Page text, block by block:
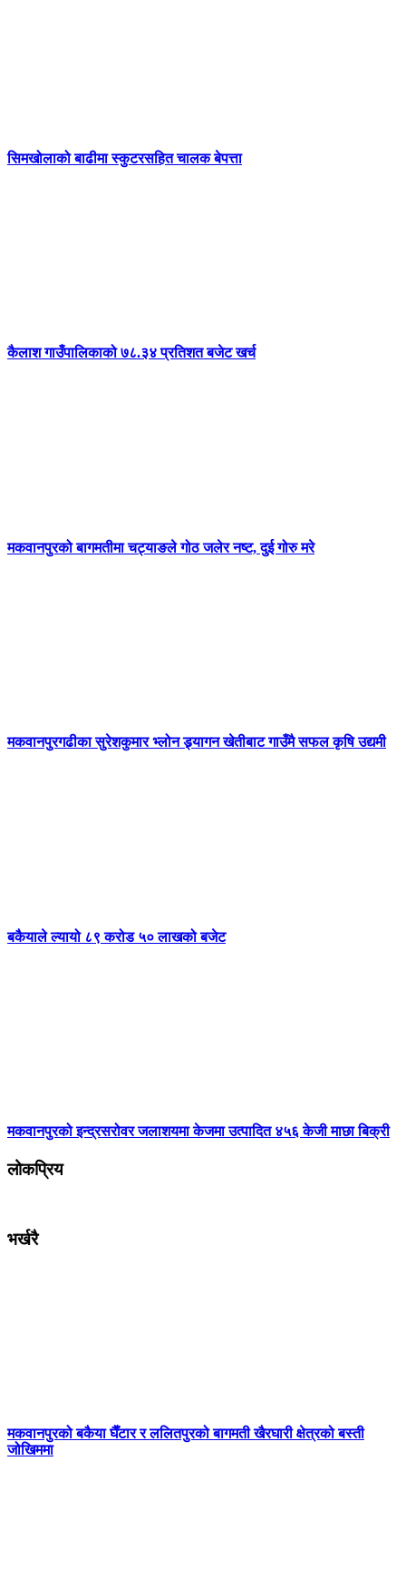
सिमखोलाको बाढीमा स्कुटरसहित चालक बेपत्ता
कैलाश गाउँपालिकाको ७८.३४ प्रतिशत बजेट खर्च
मकवानपुरको बागमतीमा चट्याङले गोठ जलेर नष्ट, दुई गोरु मरे
मकवानपुरगढीका सुरेशकुमार भ्लोन ड्र्यागन खेतीबाट गाउँमै सफल कृषि उद्यमी
बकैयाले ल्यायो ८९ करोड ५० लाखको बजेट
मकवानपुरको इन्द्रसरोवर जलाशयमा केजमा उत्पादित ४५६ केजी माछा बिक्री
लोकप्रिय
भर्खरै
मकवानपुरको बकैया घैँटार र ललितपुरको बागमती खैरघारी क्षेत्रको बस्ती
जोखिममा